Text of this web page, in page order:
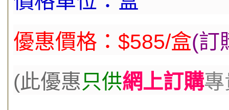
優惠價格：$585/盒(訂
(此優惠 只供網上訂購專